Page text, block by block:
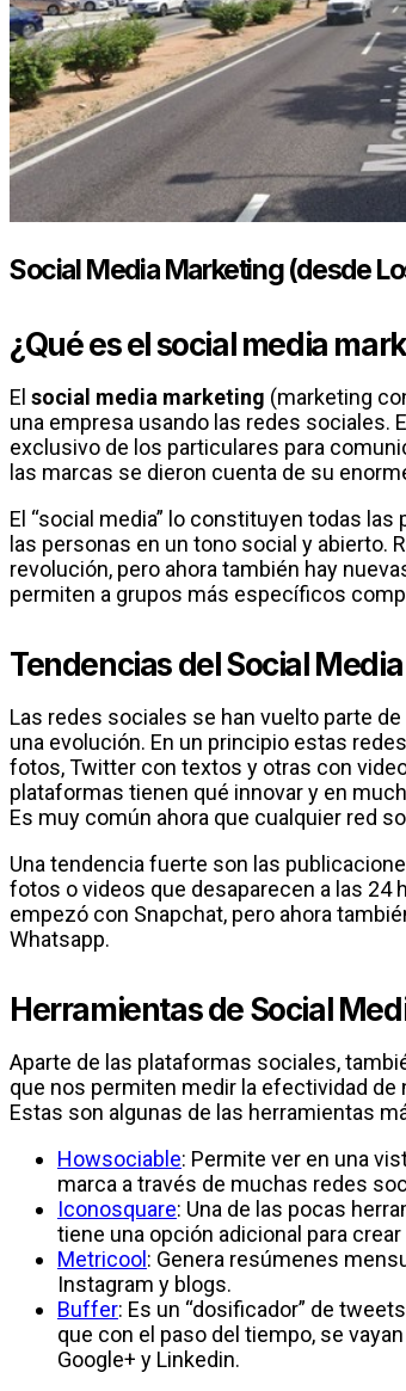
Social Media Marketing (desde
¿Qué es el social media
El social media marketing (marketing
una empresa usando las redes sociales.
exclusivo de los particulares para
las marcas se dieron cuenta de su
El “social media” lo constituyen todas
las personas en un tono social y abierto.
revolución, pero ahora también hay
permiten a grupos más específicos
Tendencias del Social
Las redes sociales se han vuelto parte
una evolución. En un principio estas
fotos, Twitter con textos y otras con
plataformas tienen qué innovar y en
Es muy común ahora que cualquier red
Una tendencia fuerte son las
fotos o videos que desaparecen a las 24
empezó con Snapchat, pero ahora
Whatsapp.
Herramientas de Social
Aparte de las plataformas sociales,
que nos permiten medir la efectividad
Estas son algunas de las herramientas
Howsociable: Permite ver en una
marca a través de muchas redes
Iconosquare: Una de las pocas
tiene una opción adicional para
Metricool: Genera resúmenes
Instagram y blogs.
Buffer: Es un “dosificador” de
que con el paso del tiempo, se
Google+ y Linkedin.